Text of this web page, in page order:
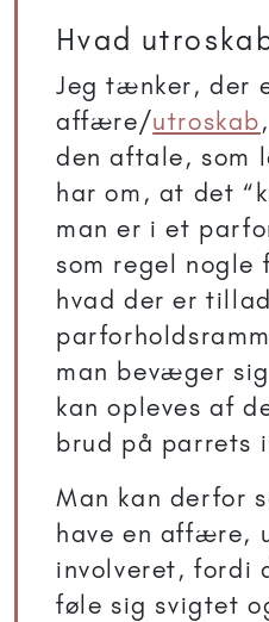
Hvad
Jeg tænker, der
affære/utroskab
den aftale, som
har om, at det
man er i et
som regel nogle
hvad der er
man bevæger
kan opleves af
brud på parrets
Man kan derfor
have en affære,
involveret, fordi
føle sig svigtet